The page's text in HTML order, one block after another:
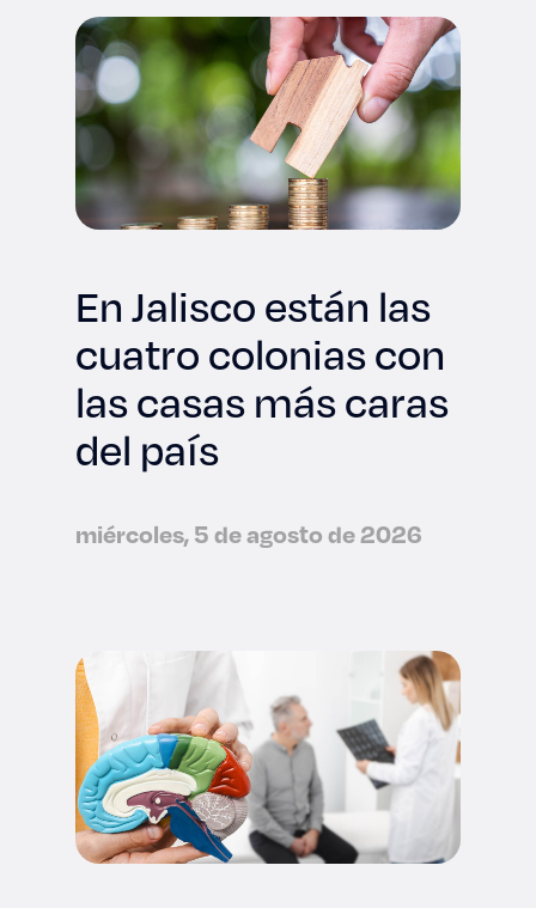
Prepa ITESO
Becas
Sustentabilidad
En Jalisco están las
cuatro colonias con
las casas más caras
del país
miércoles, 5 de agosto de 2026